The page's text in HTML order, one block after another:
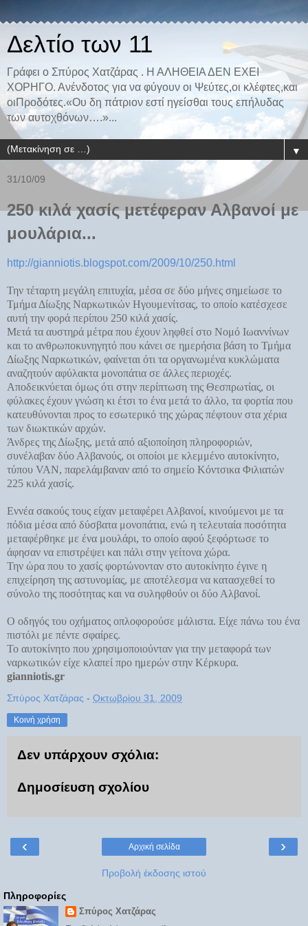
Δελτίο των 11
Γράφει ο Σπύρος Χατζάρας . Η ΑΛΗΘΕΙΑ ΔΕΝ ΕΧΕΙ
ΧΟΡΗΓΟ. Ανένδοτος για να φύγουν οι Ψεύτες,οι κλέφτες,και
οιΠροδότες.«Ου δη πάτριον εστί ηγείσθαι τους επήλυδας
των αυτοχθόνων….»...
▼
31/10/09
250 κιλά χασίς μετέφεραν Αλβανοί με
μουλάρια...
http://gianniotis.blogspot.com/2009/10/250.html
Την τέταρτη μεγάλη επιτυχία, μέσα σε δύο μήνες σημείωσε το
Τμήμα Δίωξης Ναρκωτικών Ηγουμενίτσας, το οποίο κατέσχεσε
αυτή την φορά περίπου 250 κιλά χασίς.
Μετά τα αυστηρά μέτρα που έχουν ληφθεί στο Νομό Ιωαννίνων
και το ανθρωποκυνηγητό που κάνει σε ημερήσια βάση το Τμήμα
Δίωξης Ναρκωτικών, φαίνεται ότι τα οργανωμένα κυκλώματα
αναζητούν αφύλακτα μονοπάτια σε άλλες περιοχές.
Αποδεικνύεται όμως ότι στην περίπτωση της Θεσπρωτίας, οι
φύλακες έχουν γνώση κι έτσι το ένα μετά το άλλο, τα φορτία που
κατευθύνονται προς το εσωτερικό της χώρας πέφτουν στα χέρια
των διωκτικών αρχών.
Άνδρες της Δίωξης, μετά από αξιοποίηση πληροφοριών,
συνέλαβαν δύο Αλβανούς, οι οποίοι με κλεμμένο αυτοκίνητο,
τύπου VAN, παρελάμβαναν από το σημείο Κόντσικα Φιλιατών
225 κιλά χασίς.
Εννέα σακούς τους είχαν μεταφέρει Αλβανοί, κινούμενοι με τα
πόδια μέσα από δύσβατα μονοπάτια, ενώ η τελευταία ποσότητα
μεταφέρθηκε με ένα μουλάρι, το οποίο αφού ξεφόρτωσε το
άφησαν να επιστρέψει και πάλι στην γείτονα χώρα.
Την ώρα που το χασίς φορτώνονταν στο αυτοκίνητο έγινε η
επιχείρηση της αστυνομίας, με αποτέλεσμα να κατασχεθεί το
σύνολο της ποσότητας και να συληφθούν οι δύο Αλβανοί.
Ο οδηγός του οχήματος οπλοφορούσε μάλιστα. Είχε πάνω του ένα
πιστόλι με πέντε σφαίρες.
Το αυτοκίνητο που χρησιμοποιούνταν για την μεταφορά των
ναρκωτικών είχε κλαπεί προ ημερών στην Κέρκυρα.
gianniotis.gr
Σπύρος Χατζάρας - Οκτωβρίου 31, 2009
Κοινή χρήση
Δεν υπάρχουν σχόλια:
Δημοσίευση σχολίου
‹ ›
Αρχική σελίδα
Προβολή έκδοσης ιστού
Πληροφορίες
Σπύρος Χατζάρας